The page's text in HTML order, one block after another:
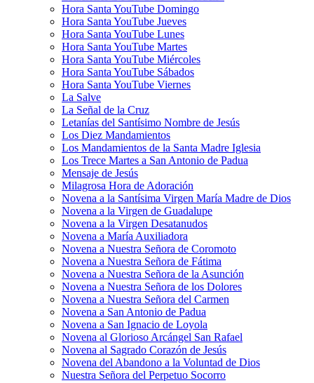
Hora Santa YouTube Domingo
Hora Santa YouTube Jueves
Hora Santa YouTube Lunes
Hora Santa YouTube Martes
Hora Santa YouTube Miércoles
Hora Santa YouTube Sábados
Hora Santa YouTube Viernes
La Salve
La Señal de la Cruz
Letanías del Santísimo Nombre de Jesús
Los Diez Mandamientos
Los Mandamientos de la Santa Madre Iglesia
Los Trece Martes a San Antonio de Padua
Mensaje de Jesús
Milagrosa Hora de Adoración
Novena a la Santísima Virgen María Madre de Dios
Novena a la Virgen de Guadalupe
Novena a la Virgen Desatanudos
Novena a María Auxiliadora
Novena a Nuestra Señora de Coromoto
Novena a Nuestra Señora de Fátima
Novena a Nuestra Señora de la Asunción
Novena a Nuestra Señora de los Dolores
Novena a Nuestra Señora del Carmen
Novena a San Antonio de Padua
Novena a San Ignacio de Loyola
Novena al Glorioso Arcángel San Rafael
Novena al Sagrado Corazón de Jesús
Novena del Abandono a la Voluntad de Dios
Nuestra Señora del Perpetuo Socorro